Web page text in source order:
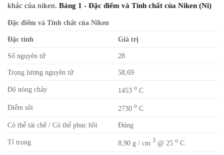
khác của niken. Bảng 1 - Đặc điểm và Tính chất của Niken (Ni)
Đặc điểm và Tính chất của Niken
Đặc tính Giá trị
Số nguyên tử 28
Trọng lượng nguyên tử 58,69
Độ nóng chảy 1453o C
Điểm sôi 2730o C
Có thể tái chế / Có thể phục hồi Đúng
Tỉ trọng 8,90 g / cm3 @ 25o C